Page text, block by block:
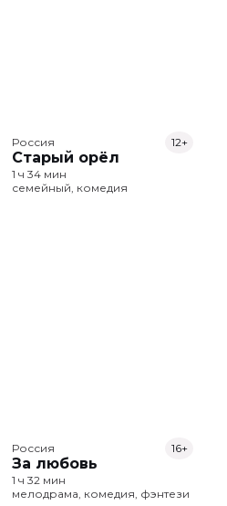
Россия
Старый орёл
12+
1 ч 34 мин
семейный, комедия
Россия
За любовь
16+
1 ч 32 мин
мелодрама, комедия, фэнтези